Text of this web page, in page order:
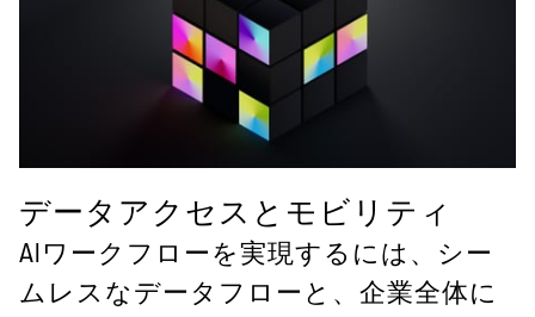
データアクセスとモビリティ
AIワークフローを実現するには、シー
ムレスなデータフローと、企業全体に